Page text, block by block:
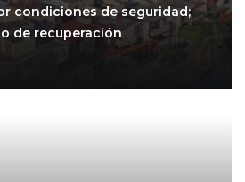
condiciones de seguridad;
de recuperación